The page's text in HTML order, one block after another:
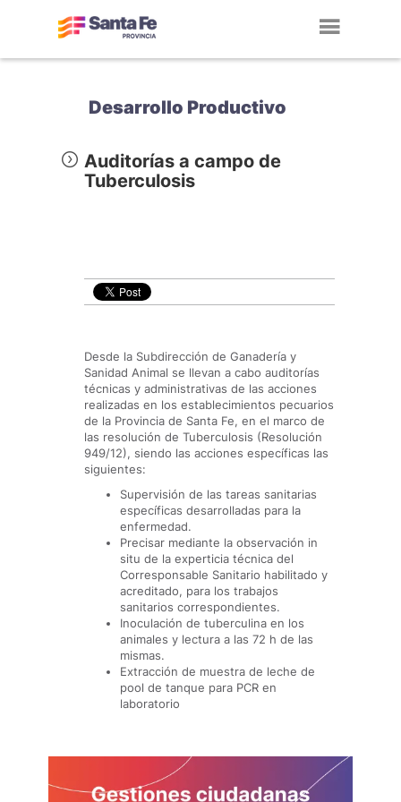
Desarrollo Productivo
Auditorías a campo de
Tuberculosis
Desde la Subdirección de Ganadería y
Sanidad Animal se llevan a cabo auditorías
técnicas y administrativas de las acciones
realizadas en los establecimientos pecuarios
de la Provincia de Santa Fe, en el marco de
las resolución de Tuberculosis (Resolución
949/12), siendo las acciones específicas las
siguientes:
Supervisión de las tareas sanitarias
específicas desarrolladas para la
enfermedad.
Precisar mediante la observación in
situ de la experticia técnica del
Corresponsable Sanitario habilitado y
acreditado, para los trabajos
sanitarios correspondientes.
Inoculación de tuberculina en los
animales y lectura a las 72 h de las
mismas.
Extracción de muestra de leche de
pool de tanque para PCR en
laboratorio